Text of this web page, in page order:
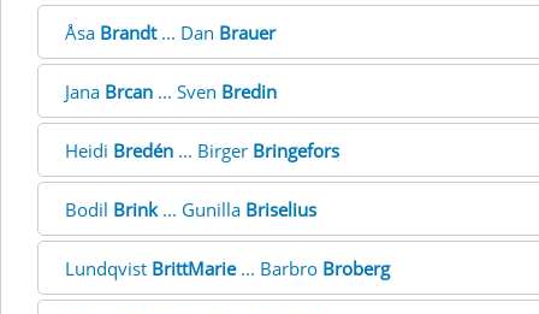
Åsa Brandt... Dan Brauer
Jana Brcan ... Sven Bredin
Heidi Bredén ... Birger Bringefors
Bodil Brink... Gunilla Briselius
Lundqvist BrittMarie... Barbro Broberg